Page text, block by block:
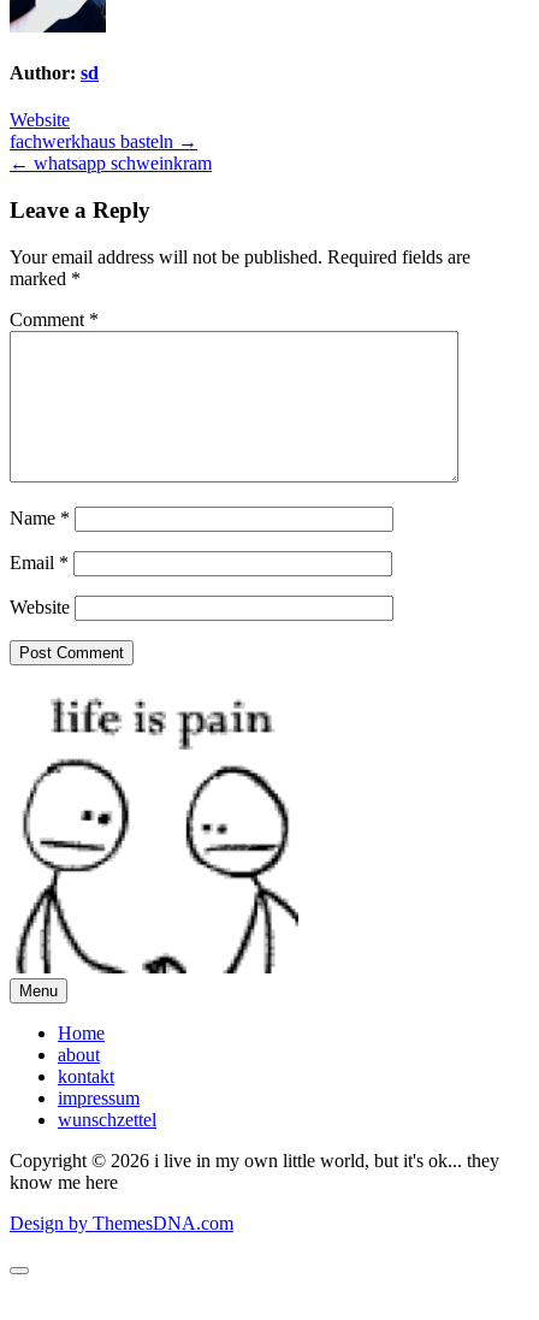
Author: sd
Website
Post
navigation
fachwerkhaus basteln →
← whatsapp schweinkram
Leave a Reply
Your email address will not be published. Required fields are
marked *
Comment *
Name *
Email *
Website
Menu
Home
about
kontakt
impressum
wunschzettel
Copyright © 2026 i live in my own little world, but it's ok... they
know me here
Design by ThemesDNA.com
Scroll